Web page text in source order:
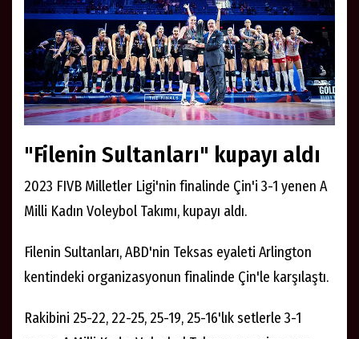
"Filenin Sultanları" kupayı aldı
2023 FIVB Milletler Ligi'nin finalinde Çin'i 3-1 yenen A
Milli Kadın Voleybol Takımı, kupayı aldı.
Filenin Sultanları, ABD'nin Teksas eyaleti Arlington
kentindeki organizasyonun finalinde Çin'le karşılaştı.
Rakibini 25-22, 22-25, 25-19, 25-16'lık setlerle 3-1